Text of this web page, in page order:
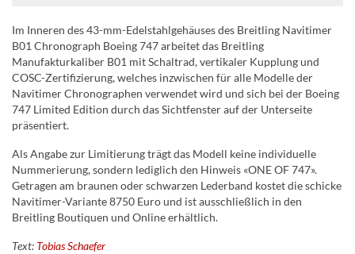
Im Inneren des 43-mm-Edelstahlgehäuses des Breitling Navitimer
B01 Chronograph Boeing 747 arbeitet das Breitling
Manufakturkaliber B01 mit Schaltrad, vertikaler Kupplung und
COSC-Zertifizierung, welches inzwischen für alle Modelle der
Navitimer Chronographen verwendet wird und sich bei der Boeing
747 Limited Edition durch das Sichtfenster auf der Unterseite
präsentiert.
Als Angabe zur Limitierung trägt das Modell keine individuelle
Nummerierung, sondern lediglich den Hinweis «ONE OF 747».
Getragen am braunen oder schwarzen Lederband kostet die schicke
Navitimer-Variante 8750 Euro und ist ausschließlich in den
Breitling Boutiquen und Online erhältlich.
Text: Tobias Schaefer